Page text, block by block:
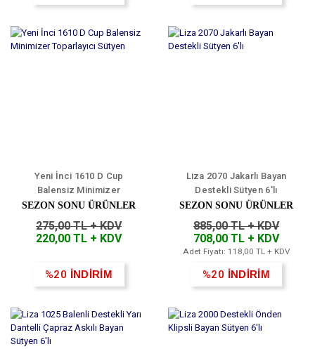
Yeni İnci 1610 D Cup
Balensiz Minimizer
Toparlayıcı Sütyen
SEZON SONU ÜRÜNLER
275,00 TL + KDV
220,00 TL + KDV
%20 İNDİRİM
Liza 2070 Jakarlı Bayan
Destekli Sütyen 6'lı
SEZON SONU ÜRÜNLER
885,00 TL + KDV
708,00 TL + KDV
Adet Fiyatı: 118,00 TL + KDV
%20 İNDİRİM